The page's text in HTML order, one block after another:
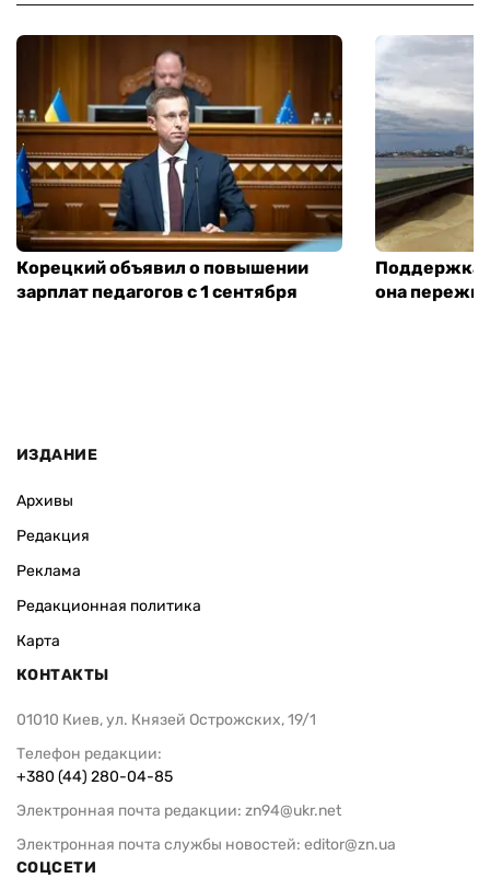
Корецкий объявил о повышении
зарплат педагогов с 1 сентября
Поддержка
она
ИЗДАНИЕ
Архивы
Редакция
Реклама
Редакционная политика
Карта
КОНТАКТЫ
01010 Киев, ул. Князей Острожских, 19/1
Телефон редакции:
+380 (44) 280-04-85
Электронная почта редакции: zn94@ukr.net
Электронная почта службы новостей: editor@zn.ua
СОЦСЕТИ